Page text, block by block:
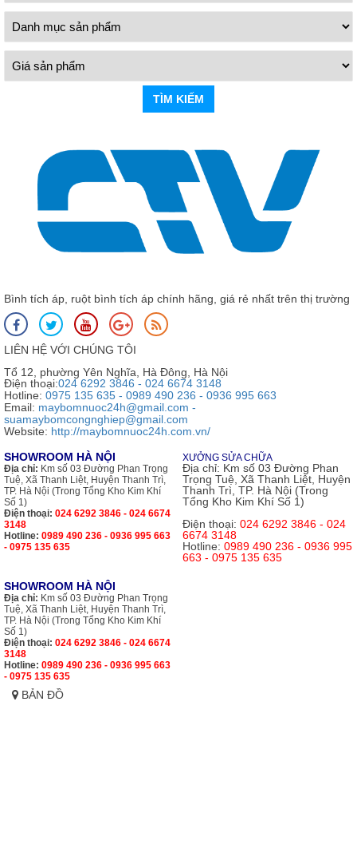
TÌM KIẾM
Bình tích áp, ruột bình tích áp chính hãng, giá rẻ nhất trên thị trường
LIÊN HỆ VỚI CHÚNG TÔI
Tổ 12, phường Yên Nghĩa, Hà Đông, Hà Nội
Điện thoại:024 6292 3846 - 024 6674 3148
Hotline: 0975 135 635 - 0989 490 236 - 0936 995 663
Email: maybomnuoc24h@gmail.com -
suamaybomcongnghiep@gmail.com
Website: http://maybomnuoc24h.com.vn/
SHOWROOM HÀ NỘI
Địa chỉ: Km số 03 Đường Phan Trọng
Tuệ, Xã Thanh Liệt, Huyện Thanh Trì,
TP. Hà Nội (Trong Tổng Kho Kim Khí
Số 1)
Điện thoại: 024 6292 3846 - 024 6674
3148
Hotline: 0989 490 236 - 0936 995 663
- 0975 135 635
XƯỞNG SỬA CHỮA
Địa chỉ: Km số 03 Đường Phan
Trọng Tuệ, Xã Thanh Liệt, Huyện
Thanh Trì, TP. Hà Nội (Trong
Tổng Kho Kim Khí Số 1)
Điện thoại: 024 6292 3846 - 024
6674 3148
Hotline: 0989 490 236 - 0936 995
663 - 0975 135 635
SHOWROOM HÀ NỘI
Địa chỉ: Km số 03 Đường Phan Trọng
Tuệ, Xã Thanh Liệt, Huyện Thanh Trì,
TP. Hà Nội (Trong Tổng Kho Kim Khí
Số 1)
Điện thoại: 024 6292 3846 - 024 6674
3148
Hotline: 0989 490 236 - 0936 995 663
- 0975 135 635
BẢN ĐỒ